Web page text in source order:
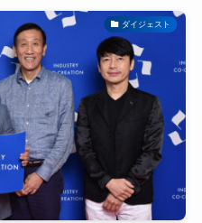
ダイジェスト